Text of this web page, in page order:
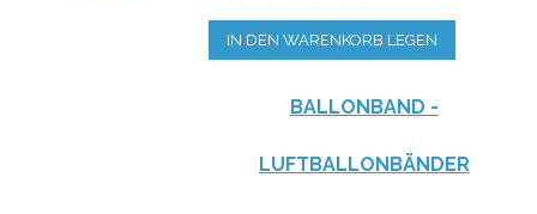
IN DEN WARENKORB LEGEN
BALLONBAND -
LUFTBALLONBÄNDER